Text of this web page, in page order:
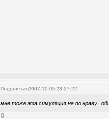
Поделиться2007-10-05 23:27:22
мне тоже эта симуляция не по нраву..
0